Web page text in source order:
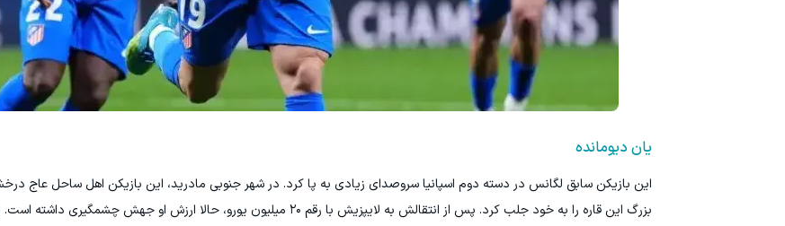
یان دیومانده
این بازیکن سابق لگانس در دسته دوم اسپانیا سروصدای زیادی به پا کرد. در شهر جنوبی مادرید، این بازیکن اهل ساحل عاج
بزرگ این قاره را به خود جلب کرد. پس از انتقالش به لایپزیش با رقم ۲۰ میلیون یورو، حالا ارزش او جهش